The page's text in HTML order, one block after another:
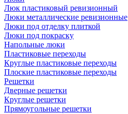
Люк пластиковый ревизионный
Люки металлические ревизионные
Люки под отделку плиткой
Люки под покраску
Напольные люки
Пластиковые переходы
Круглые пластиковые переходы
Плоские пластиковые переходы
Решетки
Дверные решетки
Круглые решетки
Прямоугольные решетки